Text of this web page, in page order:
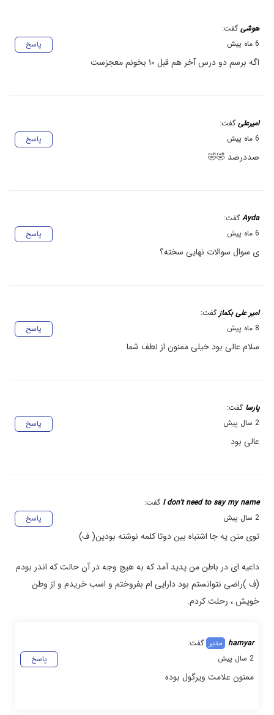
هوشی گفت:
پاسخ
6 ماه پیش
اگه برسم دو درس آخر هم قبل ۱۰ بخونم معجزست
امیرعلی گفت:
پاسخ
6 ماه پیش
صددرصد 🤣🤣
Ayda گفت:
پاسخ
6 ماه پیش
ی سوال سوالات نهایی سخته؟
امیر علی بکماز گفت:
پاسخ
8 ماه پیش
سلام عالی بود خیلی ممنون از لطف شما
پارسا گفت:
پاسخ
2 سال پیش
عالی بود
I don't need to say my name گفت:
پاسخ
2 سال پیش
توی متن یه جا اشتباه بین دوتا کلمه نوشته بودین( ف)
داعیه ای در باطن من پدید آمد که به هیچ وجه در آن حالت که اندر بودم
(ف )راضی نتوانستم بود دارایی ام بفروختم و اسب خریدم و از وطن
خویش ، رحلت کردم.
hamyar
گفت:
پاسخ
2 سال پیش
ممنون علامت ویرگول بوده